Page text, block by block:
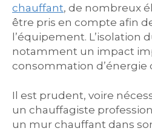
chauffant, de nombreux
être pris en compte afin
l’équipement. L’isolation
notamment un impact
consommation d’énergie
Il est prudent, voire
un chauffagiste
un mur chauffant dans